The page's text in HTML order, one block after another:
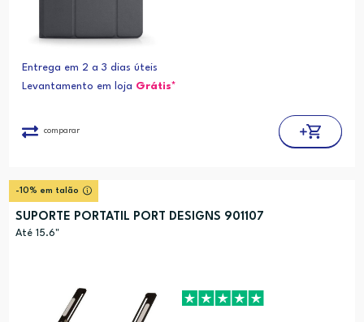
Entrega em 2 a 3 dias úteis
Levantamento em loja Grátis*
comparar
-10% em talão
SUPORTE PORTATIL PORT DESIGNS 901107
Até 15.6"